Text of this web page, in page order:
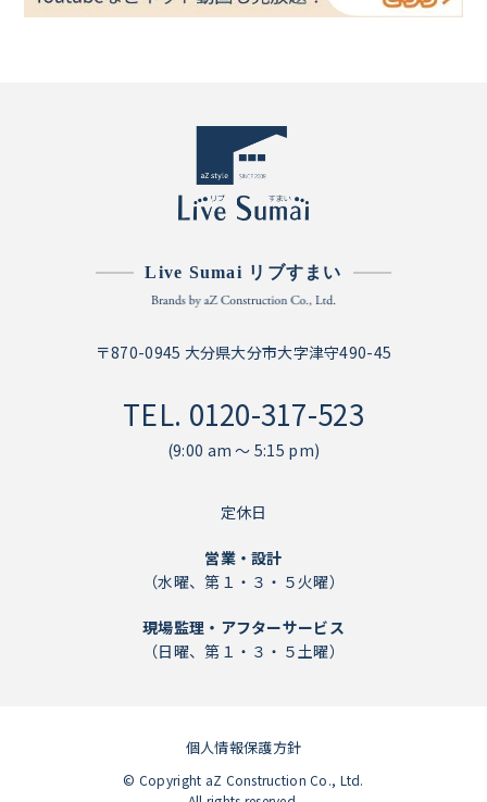
Live Sumai リブすまい
〒870-0945 大分県大分市大字津守490-45
TEL. 0120-317-523
(9:00 am ～ 5:15 pm)
定休日
営業・設計
（水曜、第１・３・５火曜）
現場監理・アフターサービス
（日曜、第１・３・５土曜）
個人情報保護方針
© Copyright aZ Construction Co., Ltd.